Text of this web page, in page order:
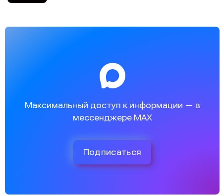
Максимальный доступ к информации — в
мессенджере MAX
Подписаться